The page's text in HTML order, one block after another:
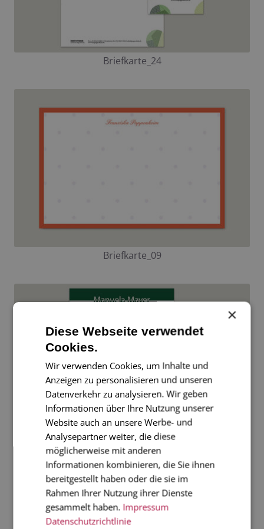
Briefkarte_24
Briefkarte_09
Briefkarte_26
×
Diese Webseite verwendet
Cookies.
Wir verwenden Cookies, um Inhalte und
Anzeigen zu personalisieren und unseren
Datenverkehr zu analysieren. Wir geben
Informationen über Ihre Nutzung unserer
Website auch an unsere Werbe- und
Analysepartner weiter, die diese
möglicherweise mit anderen
Informationen kombinieren, die Sie ihnen
bereitgestellt haben oder die sie im
Rahmen Ihrer Nutzung ihrer Dienste
gesammelt haben. Impressum
Datenschutzrichtlinie